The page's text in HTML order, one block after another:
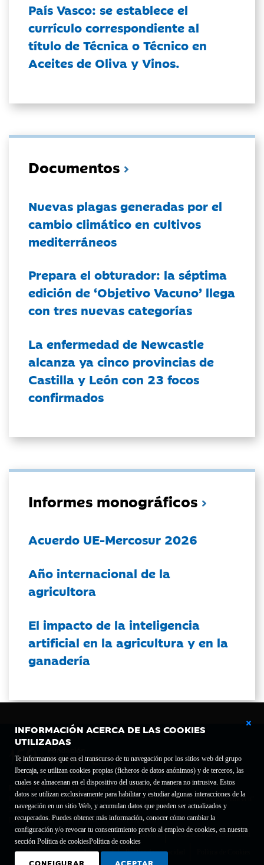
INFORMACIÓN ACERCA DE LAS COOKIES
UTILIZADAS
Te informamos que en el transcurso de tu navegación por los sitios web del grupo
Ibercaja, se utilizan cookies propias (ficheros de datos anónimos) y de terceros, las
cuales se almacenan en el dispositivo del usuario, de manera no intrusiva. Estos
datos se utilizan exclusivamente para habilitar y estudiar algunas interacciones de la
navegación en un sitio Web, y acumulan datos que pueden ser actualizados y
recuperados. Puedes obtener más información, conocer cómo cambiar la
configuración y/o revocar tu consentimiento previo al empleo de cookies, en nuestra
sección Política de cookiesPolítica de cookies
CONFIGURAR ACEPTAR
País Vasco: se establece el
currículo correspondiente al
título de Técnica o Técnico en
Aceites de Oliva y Vinos.
Documentos
Nuevas plagas generadas por el
cambio climático en cultivos
mediterráneos
Prepara el obturador: la séptima
edición de ‘Objetivo Vacuno’ llega
con tres nuevas categorías
La enfermedad de Newcastle
alcanza ya cinco provincias de
Castilla y León con 23 focos
confirmados
Informes monográficos
Acuerdo UE-Mercosur 2026
Año internacional de la
agricultora
El impacto de la inteligencia
artificial en la agricultura y en la
ganadería
Fundación Bancaria Ibercaja C.I.F. G-50000652.
Inscrita en el Registro de Fundaciones del Mº de Educación, Cultura y Deporte con el nº
1689.
Domicilio social: Joaquín Costa, 13. 50001 Zaragoza.
Contacto
Declaración de accesibilidad
Aviso legal Política de privacidad